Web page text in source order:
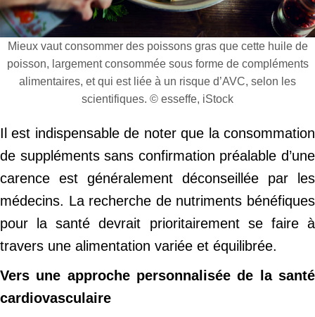
Mieux vaut consommer des poissons gras que cette huile de
poisson, largement consommée sous forme de compléments
alimentaires, et qui est liée à un risque d’AVC, selon les
scientifiques. © esseffe, iStock
Il est indispensable de noter que la consommation
de suppléments sans confirmation préalable d’une
carence est généralement déconseillée par les
médecins. La recherche de nutriments bénéfiques
pour la santé devrait prioritairement se faire à
travers une alimentation variée et équilibrée.
Vers une approche personnalisée de la santé
cardiovasculaire